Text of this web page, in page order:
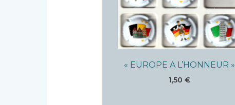
« EUROPE A L’HONNEUR »
1,50 €